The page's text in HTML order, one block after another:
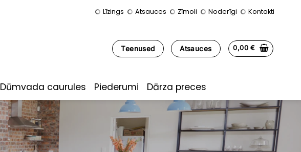
Līzings Atsauces Zīmoli Noderīgi Kontakti
Teenused Atsauces 0,00€
Dūmvada caurules Piederumi Dārza preces